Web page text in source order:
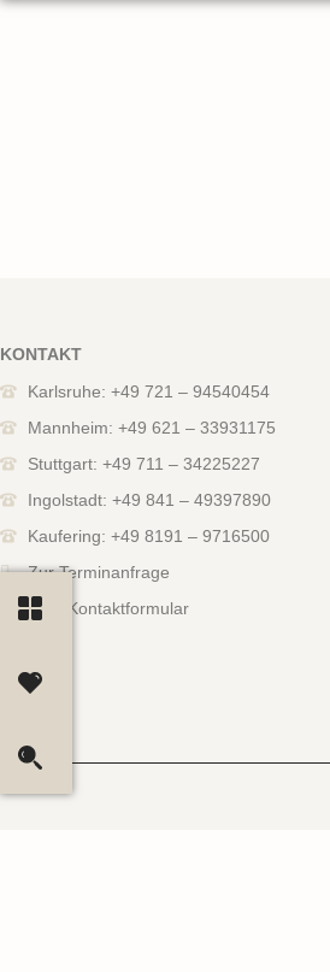
KONTAKT
Karlsruhe: +49 721 – 94540454
Mannheim: +49 621 – 33931175
Stuttgart: +49 711 – 34225227
Ingolstadt: +49 841 – 49397890
Kaufering: +49 8191 – 9716500
Zur Terminanfrage
Zum Kontaktformular